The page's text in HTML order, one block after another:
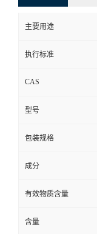
主要用途
执行标准
CAS
型号
包装规格
成分
有效物质含量
含量